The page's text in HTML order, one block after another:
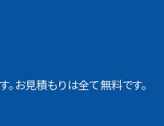
お見積もりは全て無料です。